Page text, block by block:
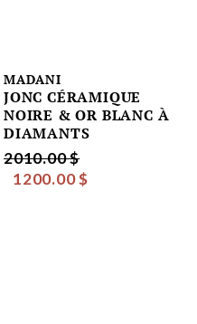
MADANI
JONC CÉRAMIQUE
NOIRE & OR BLANC À
DIAMANTS
2010.00 $
1200.00 $